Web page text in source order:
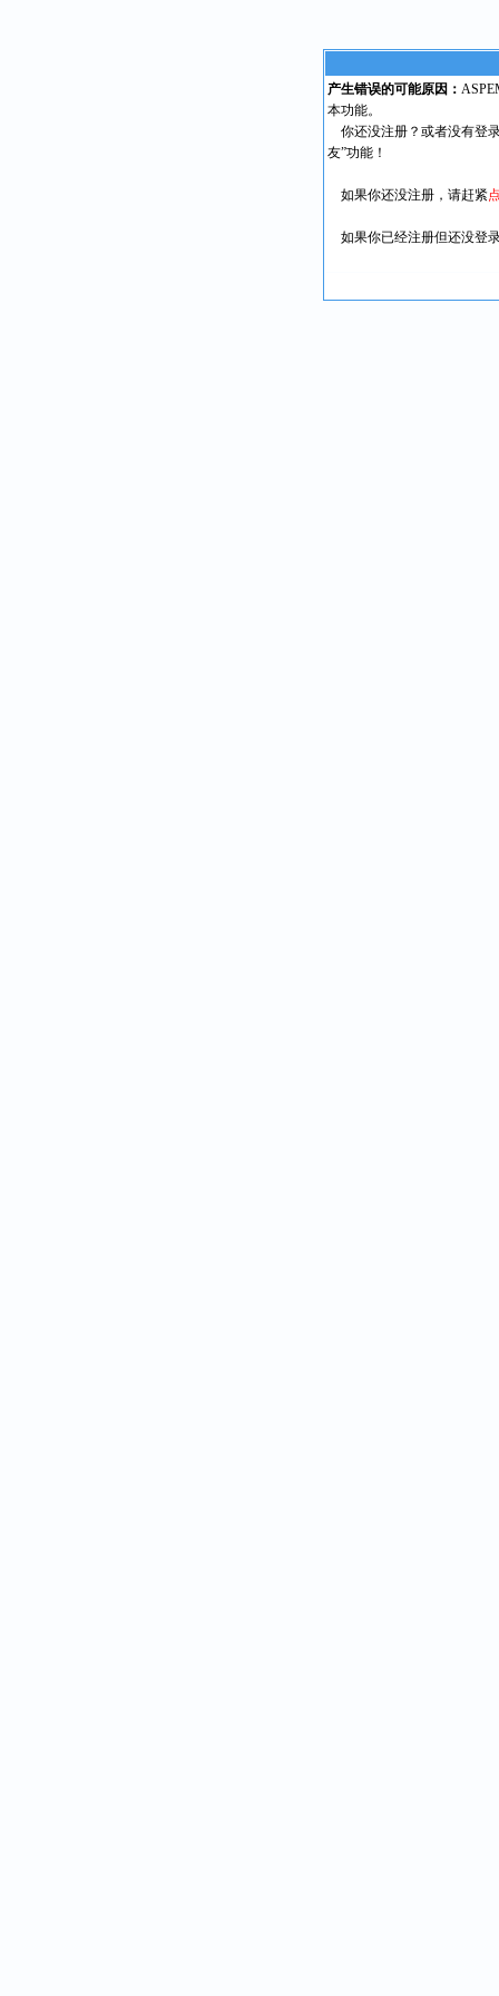
产生错误的可能原因：
本功能。
你还没注册？或者没有登
友”功能！
如果你还没注册，请赶紧
如果你已经注册但还没登